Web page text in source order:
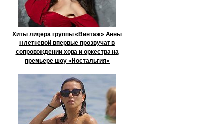
Хиты лидера группы «Винтаж» Анны
Плетневой впервые прозвучат в
сопровождении хора и оркестра на
премьере шоу «Ностальгия»